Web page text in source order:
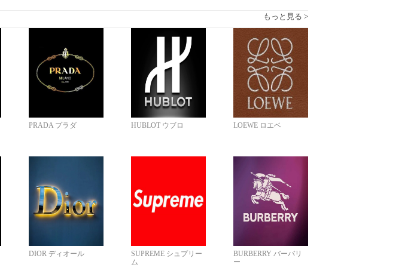
もっと見る >
PRADA プラダ HUBLOT ウブロ LOEWE ロエベ
DIOR ディオール
SUPREME シュプリー
ム
BURBERRY バーバリ
ー